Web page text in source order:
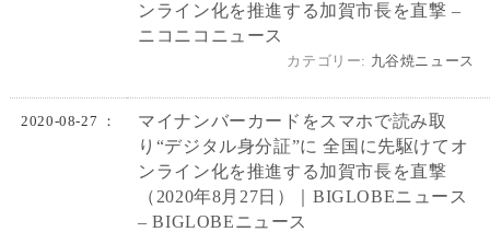
ンライン化を推進する加賀市長を直撃 –
ニコニコニュース
カテゴリー: 九谷焼ニュース
2020-08-27 ：
マイナンバーカードをスマホで読み取
り“デジタル身分証”に 全国に先駆けてオ
ンライン化を推進する加賀市長を直撃
（2020年8月27日）｜BIGLOBEニュース
– BIGLOBEニュース